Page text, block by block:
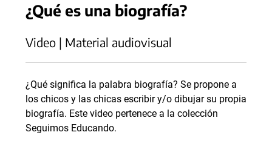
¿Qué es una biografía?
Video | Material audiovisual
¿Qué significa la palabra biografía? Se propone a
los chicos y las chicas escribir y/o dibujar su propia
biografía. Este video pertenece a la colección
Seguimos Educando.